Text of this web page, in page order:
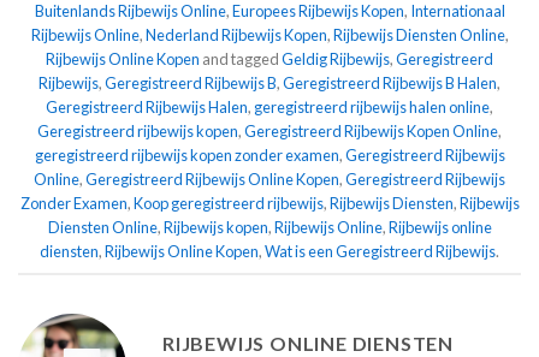
Buitenlands Rijbewijs Online,Europees Rijbewijs Kopen, Internationaal
Rijbewijs Online,Nederland Rijbewijs Kopen,Rijbewijs Diensten Online,
Rijbewijs Online Kopen and taggedGeldig Rijbewijs,Geregistreerd
Rijbewijs,Geregistreerd Rijbewijs B,Geregistreerd Rijbewijs B Halen,
Geregistreerd Rijbewijs Halen, geregistreerd rijbewijs halen online,
Geregistreerd rijbewijs kopen,Geregistreerd Rijbewijs Kopen Online,
geregistreerd rijbewijs kopen zonder examen,Geregistreerd Rijbewijs
Online,Geregistreerd Rijbewijs Online Kopen,Geregistreerd Rijbewijs
Zonder Examen,Koop geregistreerd rijbewijs,Rijbewijs Diensten,Rijbewijs
Diensten Online,Rijbewijs kopen,Rijbewijs Online,Rijbewijs online
diensten,Rijbewijs Online Kopen,Wat is een Geregistreerd Rijbewijs.
RIJBEWIJS ONLINE DIENSTEN